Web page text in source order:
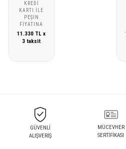
KREDI
KARTI ILE
PEŞIN
FIYATINA
11.330 TL x
3 taksit
GÜVENLİ
ALIŞVERİŞ
MÜCEVHER
SERTİFİKASI